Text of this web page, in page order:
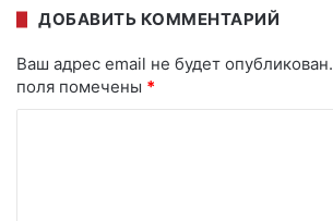
ДОБАВИТЬ КОММЕНТАРИЙ
Ваш адрес email не будет опубликован.
поля помечены *